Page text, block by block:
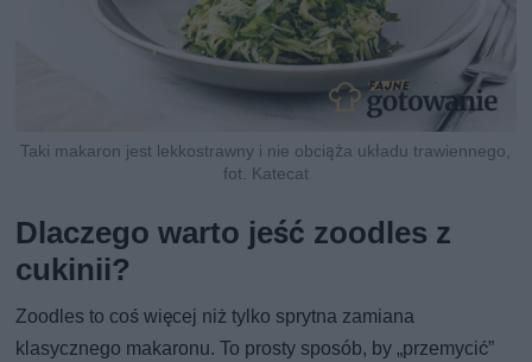
Taki makaron jest lekkostrawny i nie obciąża układu trawiennego,
fot. Katecat
Dlaczego warto jeść zoodles z
cukinii?
Zoodles to coś więcej niż tylko sprytna zamiana
klasycznego makaronu. To prosty sposób, by „przemycić”